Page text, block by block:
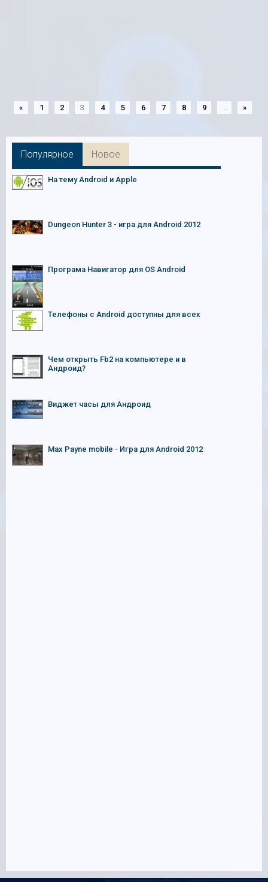
« 1 2 3 4 5 6 7 8 9 ... »
Популярное Новое
На тему Android и Apple
Dungeon Hunter 3 - игра для Android 2012
Програма Навигатор для OS Android
Телефоны с Android доступны для всех
Чем открыть Fb2 на компьютере и в
Андроид?
Виджет часы для Андроид
Max Payne mobile - Игра для Android 2012